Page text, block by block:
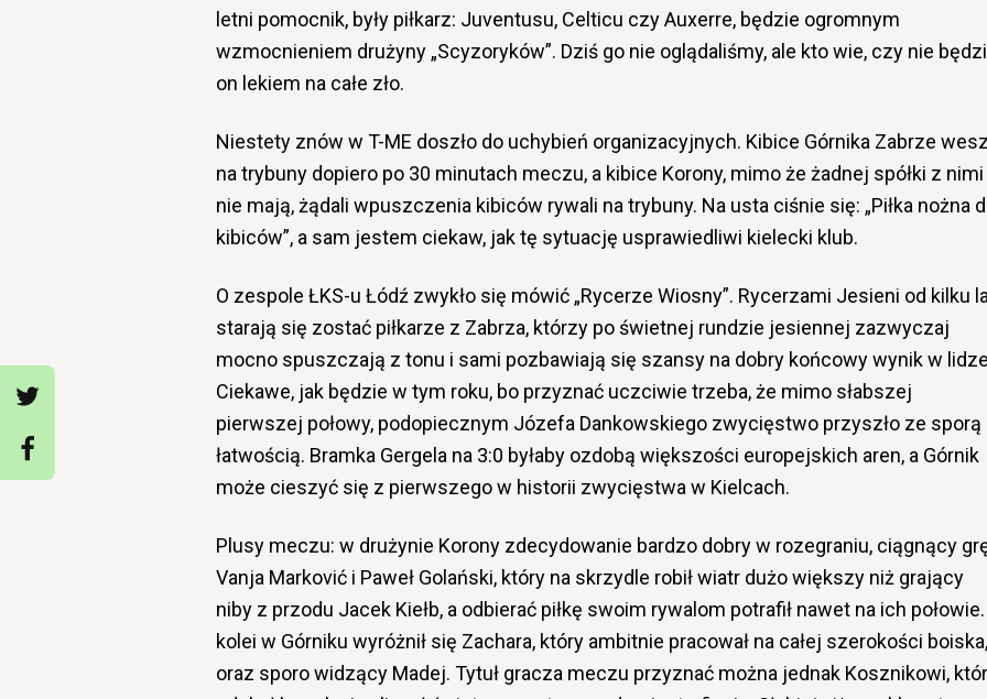
letni pomocnik, były piłkarz: Juventusu, Celticu czy Auxerre, będzie ogromnym
wzmocnieniem drużyny „Scyzoryków”. Dziś go nie oglądaliśmy, ale kto wie, czy nie
on lekiem na całe zło.
Niestety znów w T-ME doszło do uchybień organizacyjnych. Kibice Górnika Zabrze
na trybuny dopiero po 30 minutach meczu, a kibice Korony, mimo że żadnej spółki z nimi
nie mają, żądali wpuszczenia kibiców rywali na trybuny. Na usta ciśnie się: „Piłka nożna
kibiców”, a sam jestem ciekaw, jak tę sytuację usprawiedliwi kielecki klub.
O zespole ŁKS-u Łódź zwykło się mówić „Rycerze Wiosny”. Rycerzami Jesieni od kilku
starają się zostać piłkarze z Zabrza, którzy po świetnej rundzie jesiennej zazwyczaj
mocno spuszczają z tonu i sami pozbawiają się szansy na dobry końcowy wynik w
Ciekawe, jak będzie w tym roku, bo przyznać uczciwie trzeba, że mimo słabszej
pierwszej połowy, podopiecznym Józefa Dankowskiego zwycięstwo przyszło ze sporą
łatwością. Bramka Gergela na 3:0 byłaby ozdobą większości europejskich aren, a Górnik
może cieszyć się z pierwszego w historii zwycięstwa w Kielcach.
Plusy meczu: w drużynie Korony zdecydowanie bardzo dobry w rozegraniu, ciągnący
Vanja Marković i Paweł Golański, który na skrzydle robił wiatr dużo większy niż grający
niby z przodu Jacek Kiełb, a odbierać piłkę swoim rywalom potrafił nawet na ich
kolei w Górniku wyróżnił się Zachara, który ambitnie pracował na całej szerokości boiska,
oraz sporo widzący Madej. Tytuł gracza meczu przyznać można jednak Kosznikowi,